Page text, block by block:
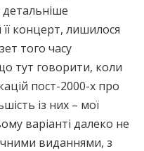
детальніше
концерт, лишилося
того часу
тут говорити, коли
пост-2000-х про
із них – мої
варіанті далеко не
виданнями, з